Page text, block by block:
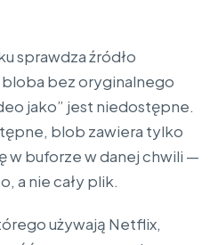
sprawdza źródło
bez oryginalnego
jako” jest niedostępne.
blob zawiera tylko
w buforze w danej chwili —
a nie cały plik.
używają Netflix,